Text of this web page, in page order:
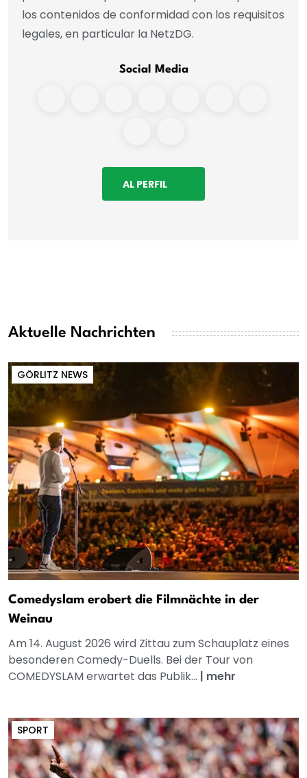
los contenidos de conformidad con los requisitos
legales, en particular la NetzDG.
Social Media
AL PERFIL
Aktuelle Nachrichten
GÖRLITZ NEWS
Comedyslam erobert die Filmnächte in der
Weinau
Am 14. August 2026 wird Zittau zum Schauplatz eines
besonderen Comedy-Duells. Bei der Tour von
COMEDYSLAM erwartet das Publik... | mehr
SPORT